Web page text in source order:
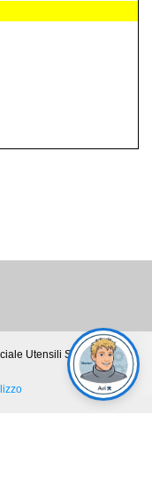
Utensili S.p.A. - P. IVA